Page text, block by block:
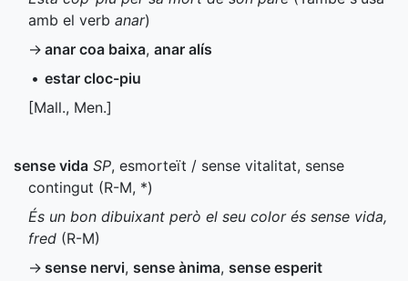
amb el verb anar)
→ anar coa baixa, anar alís
• estar cloc-piu
[Mall., Men.]
sense vida SP, esmorteït / sense vitalitat, sense
contingut (R-M, *)
És un bon dibuixant però el seu color és sense vida,
fred (R-M)
→ sense nervi, sense ànima, sense esperit